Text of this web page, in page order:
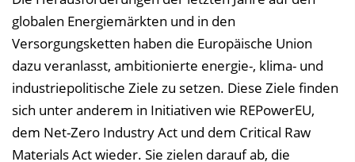
i
s
e
i
n
globalen Energiemärkten und in den
Versorgungsketten haben die Europäische Union
dazu veranlasst, ambitionierte energie-, klima- und
industriepolitische Ziele zu setzen. Diese Ziele finden
sich unter anderem in Initiativen wie REPowerEU,
dem Net-Zero Industry Act und dem Critical Raw
Materials Act wieder. Sie zielen darauf ab, die